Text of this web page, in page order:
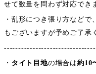
せて数量を問わず対応でき
・乱形につき張り方など
もございますが予めご了承
・ タイト目地の場合は約10